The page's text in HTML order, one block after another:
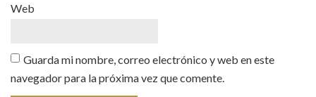
Web
Guarda mi nombre, correo electrónico y web en este
navegador para la próxima vez que comente.